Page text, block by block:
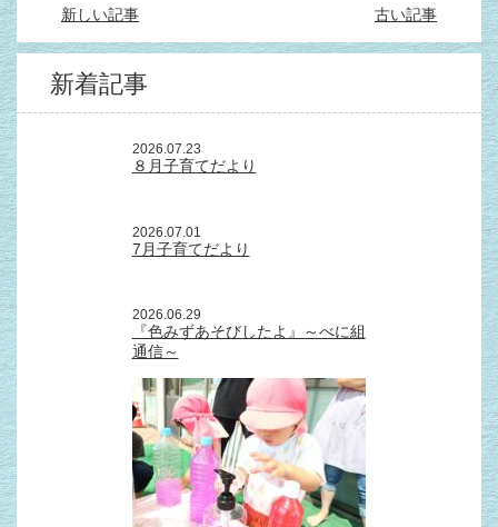
新しい記事 古い記事
新着記事
2026.07.23
８月子育てだより
2026.07.01
7月子育てだより
2026.06.29
『色みずあそびしたよ』～べに組
通信～